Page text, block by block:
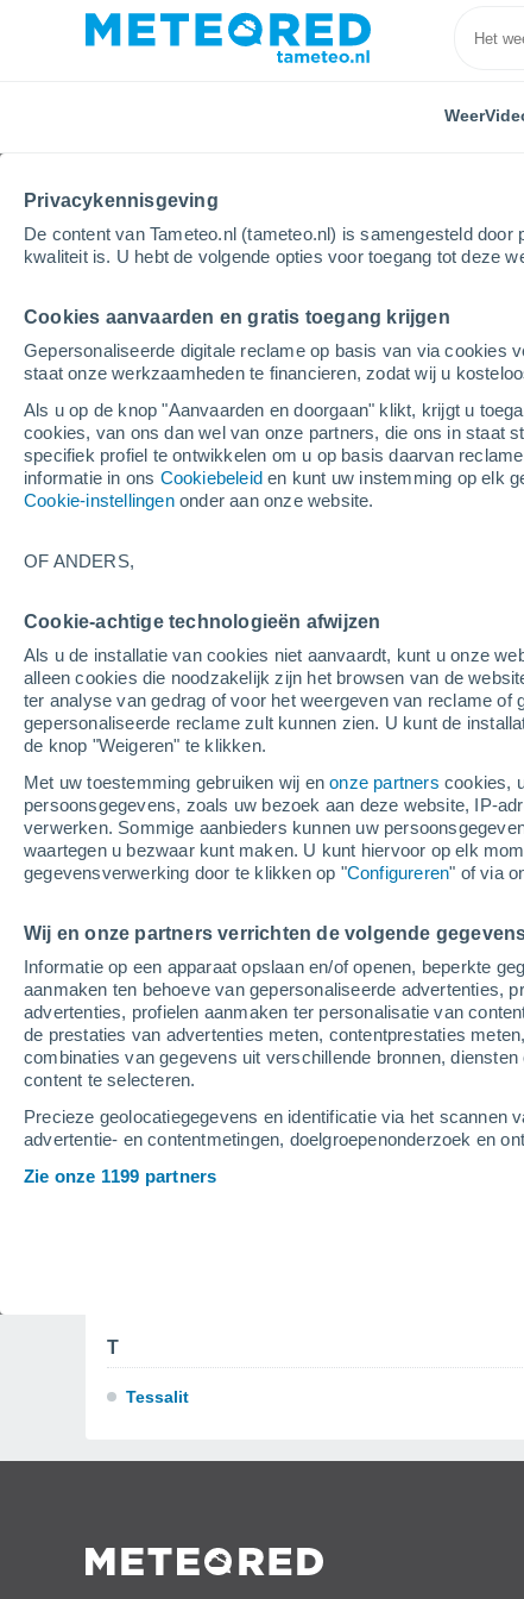
Privacykennisgeving
De content van Tameteo.nl (tameteo.nl) is samengesteld
kwaliteit is. U hebt de volgende opties voor toegang tot deze
Cookies aanvaarden en gratis toegang krijgen
Gepersonaliseerde digitale reclame op basis van via cookies
staat onze werkzaamheden te financieren, zodat wij u
Als u op de knop "Aanvaarden en doorgaan" klikt, krijgt u
cookies, van ons dan wel van onze partners, die ons in staat
specifiek profiel te ontwikkelen om u op basis daarvan
informatie in ons Cookiebeleid en kunt uw instemming op elk
Cookie-instellingenonder aan onze website.
OF ANDERS,
Cookie-achtige technologieën afwijzen
Als u de installatie van cookies niet aanvaardt, kunt u onze
alleen cookies die noodzakelijk zijn het browsen van de
ter analyse van gedrag of voor het weergeven van reclame
gepersonaliseerde reclame zult kunnen zien. U kunt de
de knop "Weigeren" te klikken.
Met uw toestemming gebruiken wij enonze partners cookies,
persoonsgegevens, zoals uw bezoek aan deze website, IP-
verwerken. Sommige aanbieders kunnen uw
waartegen u bezwaar kunt maken. U kunt hiervoor op elk
gegevensverwerking door te klikken op "Configureren" of via
Wij en onze partners verrichten de volgende
Informatie op een apparaat opslaan en/of openen, beperkte
aanmaken ten behoeve van gepersonaliseerde advertenties,
advertenties, profielen aanmaken ter personalisatie van
de prestaties van advertenties meten, contentprestaties
combinaties van gegevens uit verschillende bronnen,
content te selecteren.
Precieze geolocatiegegevens en identificatie via het scannen
advertentie- en contentmetingen, doelgroepenonderzoek en
Zie onze 1199 partners
Weer
Home Mali Locaties
Het weer in alle
Alle plaatsen van Mali
B - T
B
G
Gao
H
Hombori
K
Kéniéba
Kidal
M
Ménaka
N
T
Tessalit